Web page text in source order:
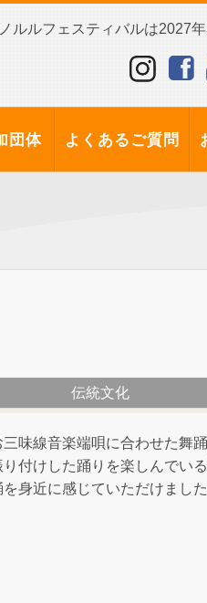
ルルフェスティバルは2027
団体 よくあるご質問
伝統文化
三味線音楽端唄に合わせた舞
り付けした踊りを楽しんでい
を身近に感じていただけまし